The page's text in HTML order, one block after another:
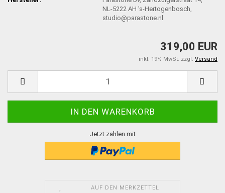
NL-5222 AH 's-Hertogenbosch,
studio@parastone.nl
319,00 EUR
inkl. 19% MwSt. zzgl. Versand
Jetzt zahlen mit
AUF DEN MERKZETTEL